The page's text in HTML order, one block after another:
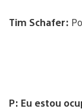
Tim Schafer:
P: Eu estou